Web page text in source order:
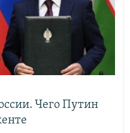
Чего Путин